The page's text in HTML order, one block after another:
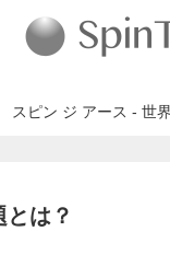
スピン ジ アース - 世
は？